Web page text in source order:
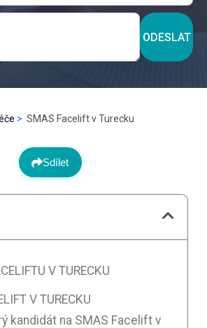
ODESLAT
SMAS Facelift v Turecku
Sdílet
V TURECKU
V TURECKU
kandidát na SMAS Facelift v